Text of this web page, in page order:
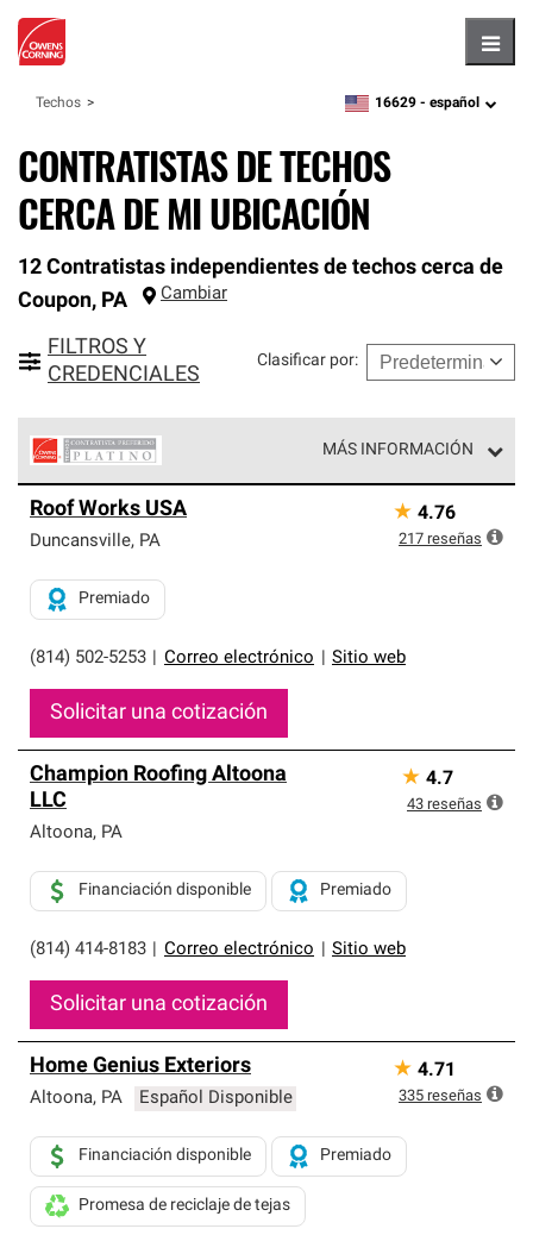
Techos zipcode,language
16629 - español
CONTRATISTAS DE TECHOS
CERCA DE MI UBICACIÓN
12 Contratistas independientes de techos cerca de
Coupon, PA Cambiar
FILTROS Y
CREDENCIALES
Clasificar por:
MÁS INFORMACIÓN
Corning constituyen el nivel superior de nuestra red
exclusiva y cumplen con estándares estrictos de
Solo ellos pueden ofrecer nuestra mejor garantía de
sistemas de techos.
Roof Works USA
Duncansville, PA
(814) 502-5253 Correo electrónico Sitio web
Premiado
Solicitar una cotización
★ 4.76
217 reseñas
Champion Roofing Altoona
LLC
Altoona, PA
(814) 414-8183 Correo electrónico Sitio web
Financiación disponible Premiado
Solicitar una cotización
★ 4.7
43 reseñas
Home Genius Exteriors
Altoona, PA Español Disponible
Financiación disponible Premiado
Promesa de reciclaje de tejas
★ 4.71
335 reseñas